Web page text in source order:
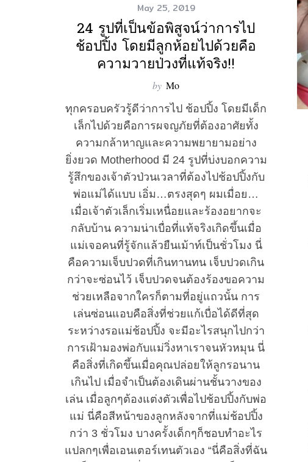
May 25, 2019
24 รูปที่เป็นข้อพิสูจน์ว่าการไป
ช้อปปิ้ง โดยมีลูกห้อยไปด้วยคือ
ความวายป่วงที่แท้จริง!!
by Mo
ทุกครอบครัวรู้ดีว่าการไป ช้อปปิ้ง โดยมีเด็ก
เล็กไปด้วยคือการผจญภัยที่ต้องอาศัยทั้ง
ความกล้าหาญและความพยายามอย่าง
ยิ่งยวด Motherhood มี 24 รูปที่บ่งบอกความ
รู้สึกของเจ้าตัวป่วนเวลาที่ต้องไปช้อปปิ้งกับ
พ่อแม่ได้แบบ เอิ่ม…ตรงสุดๆ ผมเมื่อย…
เมื่อเจ้าตัวเล็กเริ่มเหนื่อยและร้องอยากจะ
กลับบ้าน ความน่าเบื่อที่แท้จริงเกิดขึ้นเมื่อ
แม่เจอคนที่รู้จักแล้วยืนเม้าท์เป็นชั่วโมง นี่
คือความเจ็บปวดที่เกินทานทน เจ็บปวดเกิน
กว่าจะซ่อนไว้ เจ็บปวดจนต้องร้องขอความ
ช่วยเหลือจากใครก็ตามที่อยู่แถวนั้น การ
เล่นซ่อนแอบคือสิ่งที่ช่วยแก้เบื่อได้ดีที่สุด
ระหว่างรอแม่ช้อปปิ้ง จะมีอะไรสนุกไปกว่า
การเฝ้ามองพ่อกับแม่วิ่งหาเราจนหัวหมุน นี่
คือสิ่งที่เกิดขึ้นเมื่อคุณปล่อยให้ลูกรอนาน
เกินไป เมื่อจำเป็นต้องเดินผ่านชั้นวางของ
เล่น เมื่อลูกๆต้องแต่งตัวเพื่อไปช้อปปิ้งกับพ่อ
แม่ นี่คือสีหน้าของลูกหลังจากที่แม่ช้อปปิ้ง
กว่า 3 ชั่วโมง บางครั้งเด็กๆก็ชอบทำอะไร
แปลกๆเพื่อเอนเตอร์เทนตัวเอง “นี่คือสิ่งที่ฉัน